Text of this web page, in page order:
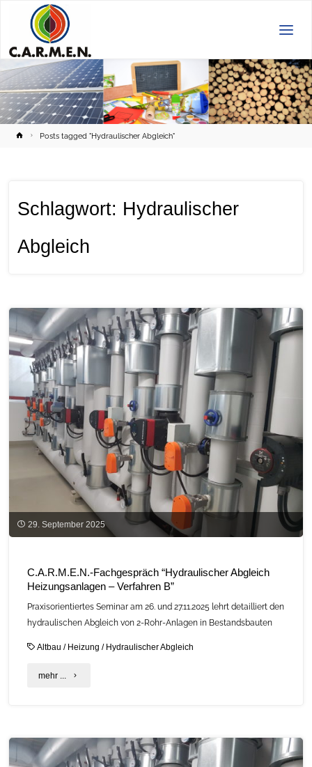
HomePosts tagged "Hydraulischer Abgleich"
Schlagwort: Hydraulischer
Abgleich
29. September 2025
C.A.R.M.E.N.-Fachgespräch “Hydraulischer Abgleich
Heizungsanlagen – Verfahren B”
Praxisorientiertes Seminar am 26. und 27.11.2025 lehrt detailliert den
hydraulischen Abgleich von 2-Rohr-Anlagen in Bestandsbauten
Altbau / Heizung / Hydraulischer Abgleich
mehr ... "C.A.R.M.E.N.-
Abgleich